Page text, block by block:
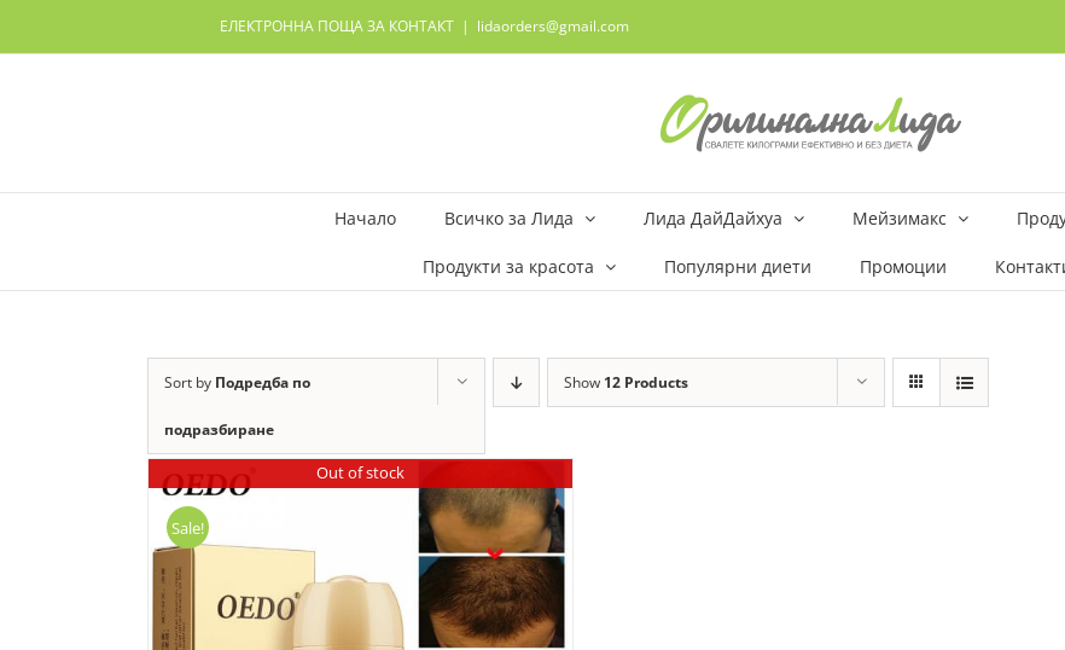
content
ЕЛЕКТРОННА ПОЩА ЗА КОНТАКТ | lidaorders@gmail.com
Начало Всичко за Лида Лида ДайДайхуа Мейзимакс
Продукти за красота Популярни диети Промоции
Sort by Подредба по
подразбиране
Show 12 Products
Out of stock
Sale!